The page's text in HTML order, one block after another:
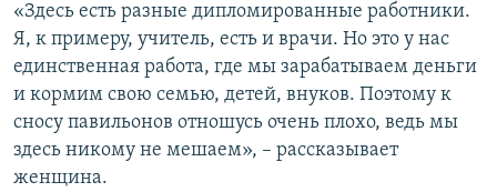
«Здесь есть разные дипломированные работники.
Я, к примеру, учитель, есть и врачи. Но это у нас
единственная работа, где мы зарабатываем деньги
и кормим свою семью, детей, внуков. Поэтому к
сносу павильонов отношусь очень плохо, ведь мы
здесь никому не мешаем», – рассказывает
женщина.